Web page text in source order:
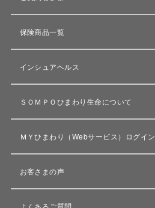
保険商品一覧
インシュアヘルス
ＳＯＭＰＯひまわり生命について
ＭＹひまわり（Webサービス）ログイン
お客さまの声
よくあるご質問